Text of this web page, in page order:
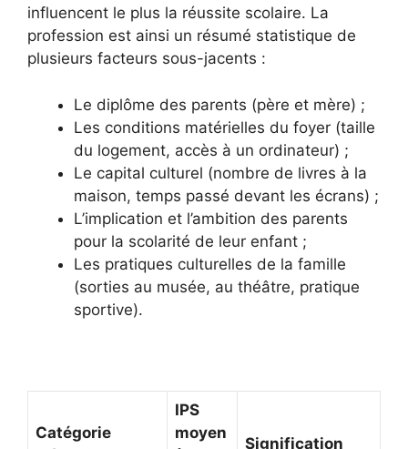
influencent le plus la réussite scolaire. La
profession est ainsi un résumé statistique de
plusieurs facteurs sous-jacents :
Le diplôme des parents (père et mère) ;
Les conditions matérielles du foyer (taille
du logement, accès à un ordinateur) ;
Le capital culturel (nombre de livres à la
maison, temps passé devant les écrans) ;
L’implication et l’ambition des parents
pour la scolarité de leur enfant ;
Les pratiques culturelles de la famille
(sorties au musée, au théâtre, pratique
sportive).
Catégorie
IPS
moyen
Signification